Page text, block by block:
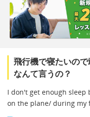
飛行機で寝たいの
なんて言うの？
I don't get enough sleep
on the plane/ during my